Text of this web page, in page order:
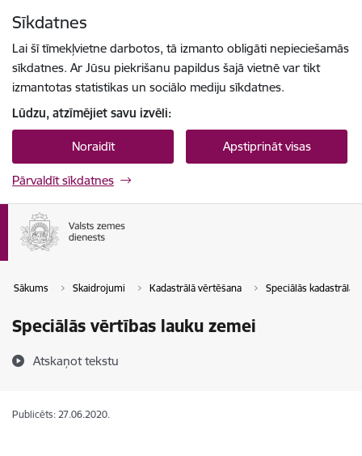
Sīkdatnes
Lai šī tīmekļvietne darbotos, tā izmanto obligāti nepieciešamās
sīkdatnes. Ar Jūsu piekrišanu papildus šajā vietnē var tikt
izmantotas statistikas un sociālo mediju sīkdatnes.
Lūdzu, atzīmējiet savu izvēli:
Noraidīt Apstiprināt visas
Pārvaldīt sīkdatnes
Sākums Skaidrojumi Kadastrālā vērtēšana Speciālās
Speciālās vērtības lauku zemei
Atskaņot tekstu
Publicēts: 27.06.2020.